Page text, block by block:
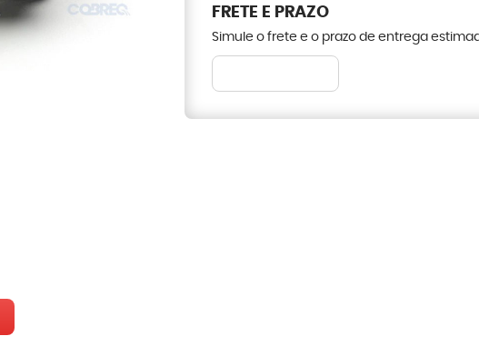
FRETE E PRAZO
Simule o frete e o prazo de entrega